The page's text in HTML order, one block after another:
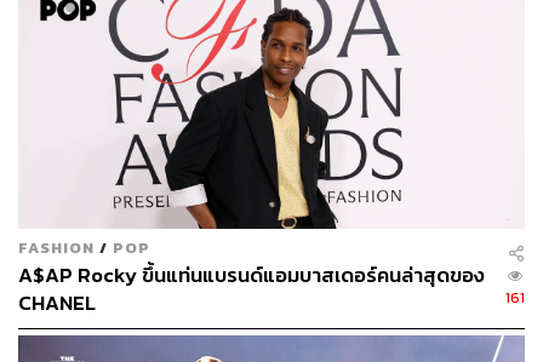
วง I Hate Monday ซึ่งเป็นวงป๊อป แต่เขาเป็นมือกีตาร์สายร็อก
เมื่อสองคนทำเพลงออกมา มันเข้าคู่ได้ดีจริงๆ
11 เพลงในอัลบั้มนี้แยกเป็นหลักๆ ได้ 3 ส่วน สามเพลงแรกได้
ฟีลแบบแจ๊ส 4 เพลงต่อมาจัดว่าเป็นร็อก อีก 3 เพลงเป็น
โฟล์กป๊อปกีตาร์นำ แล้วปิดท้ายด้วยป๊อปเหงาๆ ด้วยเปียโน
การทำเพลงแบบนี้ทำให้เหมือนดูหนังสามภาคให้จบภาคใน
ชั่วโมงเดียว ได้อารมณ์ครบทุกรสชาติ มันเป็นรสชาติแบบที่
ไม่เคยมีใครทำมาก่อน ฟังทีละเพลงก็ทึ่งแล้ว แต่เอามาฟัง
เรียงกันทั้งหมดก็ทึ่งไปอีก ถ้าครึ่งปีแรกเป็นปีของแรปเปอร์
FASHION / POP
A$AP Rocky ขึ้นแท่นแบรนด์แอมบาสเดอร์คนล่าสุดของ
CHANEL
161